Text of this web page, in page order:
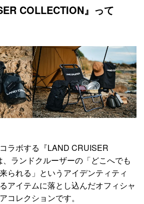
COLLECTION』って
ラボする『LAND CRUISER
ランドクルーザーの「どこへでも
られる」というアイデンティティ
アイテムに落とし込んだオフィシャ
コレクションです。